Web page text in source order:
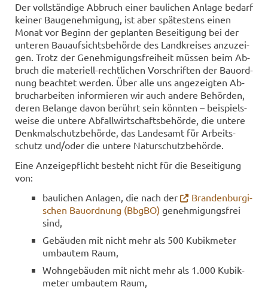
Der voll­stän­di­ge Ab­bruch einer bau­li­chen An­la­ge be­darf
kei­ner Bau­ge­neh­mi­gung, ist aber spä­tes­tens einen
Monat vor Be­ginn der ge­plan­ten Be­sei­ti­gung bei der
un­te­ren Bau­auf­sichts­be­hör­de des Land­krei­ses an­zu­zei­
gen. Trotz der Ge­neh­mi­gungs­frei­heit müs­sen beim Ab­
bruch die materiell-​rechtlichen Vor­schrif­ten der Bau­ord­
nung be­ach­tet wer­den. Über alle uns an­ge­zeig­ten Ab­
bruch­ar­bei­ten in­for­mie­ren wir auch an­de­re Be­hör­den,
deren Be­lan­ge davon be­rührt sein könn­ten – bei­spiels­
wei­se die un­te­re Ab­fall­wirt­schafts­be­hör­de, die un­te­re
Denk­mal­schutz­be­hör­de, das Lan­des­amt für Ar­beits­
schutz und/oder die un­te­re Na­tur­schutz­be­hör­de.
Eine An­zei­ge­pflicht be­steht nicht für die Be­sei­ti­gung
von:
bau­li­chen An­la­gen, die nach der
Bran­den­bur­gi­
schen Bau­ord­nung (BbgBO) ge­neh­mi­gungs­frei
sind,
Ge­bäu­den mit nicht mehr als 500 Ku­bik­me­ter
um­bau­tem Raum,
Wohn­ge­bäu­den mit nicht mehr als 1.000 Ku­bik­
me­ter um­bau­tem Raum,